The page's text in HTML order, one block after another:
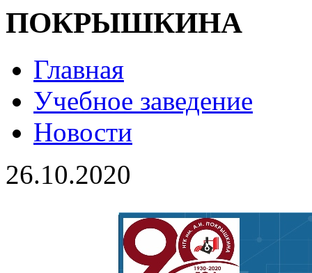
ПОКРЫШКИНА
Главная
Учебное заведение
Новости
26.10.2020